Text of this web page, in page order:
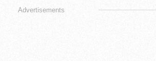
Advertisements